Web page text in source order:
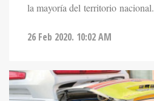
la mayoría del territorio nacional.
26 Feb 2020. 10:02 AM